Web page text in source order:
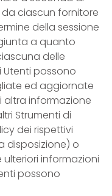
ciascun fornitore
della sessione
a quanto
delle
possono
ed aggiornate
altra informazione
Strumenti di
dei rispettivi
disposizione) o
informazioni
possono